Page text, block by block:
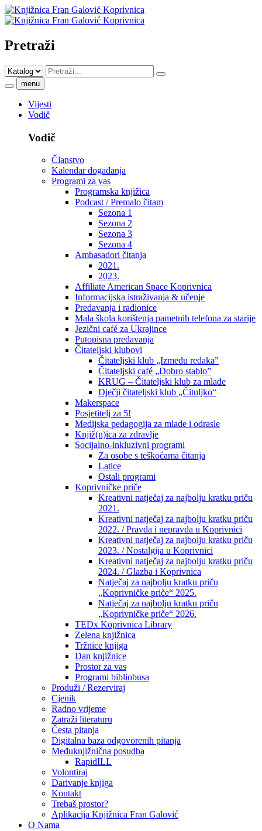
Pretraži
menu
Vijesti
Vodič
Vodič
Članstvo
Kalendar događanja
Programi za vas
Programska knjižica
Podcast / Premalo čitam
Sezona 1
Sezona 2
Sezona 3
Sezona 4
Ambasadori čitanja
2021.
2023.
Affiliate American Space Koprivnica
Informacijska istraživanja & učenje
Predavanja i radionice
Mala škola korištenja pametnih telefona za starije
Jezični café za Ukrajince
Putopisna predavanja
Čitateljski klubovi
Čitateljski klub „Između redaka”
Čitateljski café „Dobro stablo”
KRUG – Čitateljski klub za mlade
Dječji čitateljski klub „Čituljko“
Makerspace
Posjetitelj za 5!
Medijska pedagogija za mlade i odrasle
Knjiž(n)ica za zdravlje
Socijalno-inkluzivni programi
Za osobe s teškoćama čitanja
Latice
Ostali programi
Koprivničke priče
Kreativni natječaj za najbolju kratku priču
2021.
Kreativni natječaj za najbolju kratku priču
2022. / Pravda i nepravda u Koprivnici
Kreativni natječaj za najbolju kratku priču
2023. / Nostalgija u Koprivnici
Kreativni natječaj za najbolju kratku priču
2024. / Glazba i Koprivnica
Natječaj za najbolju kratku priču
„Koprivničke priče“ 2025.
Natječaj za najbolju kratku priču
„Koprivničke priče“ 2026.
TEDx Koprivnica Library
Zelena knjižnica
Tržnice knjiga
Dan knjižnice
Prostor za vas
Programi bibliobusa
Produži / Rezerviraj
Cjenik
Radno vrijeme
Zatraži literaturu
Česta pitanja
Digitalna baza odgovorenih pitanja
Međuknjižnična posudba
RapidILL
Volontiraj
Darivanje knjiga
Kontakt
Trebaš prostor?
Aplikacija Knjižnica Fran Galović
O Nama